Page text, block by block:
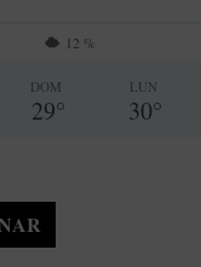
12 %
DOM
29°
LUN
30°